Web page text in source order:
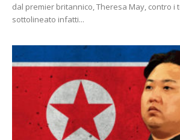
dal premier britannico, Theresa May, contro i
sottolineato infatti...